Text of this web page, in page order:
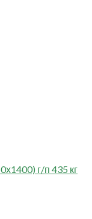
г/п 435 кг